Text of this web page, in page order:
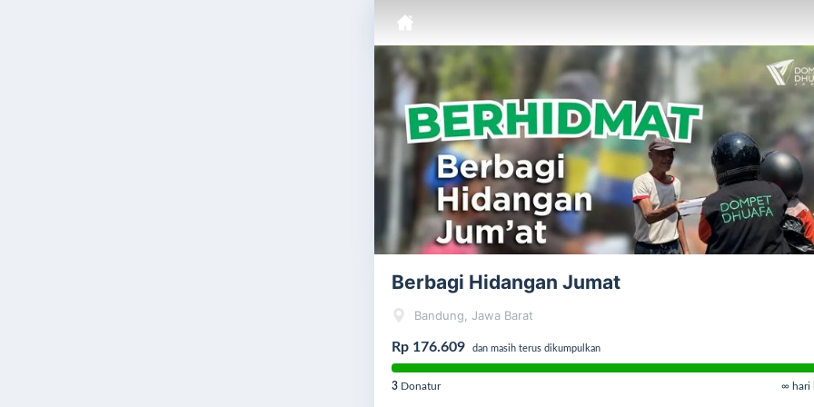
Berbagi Hidangan Jumat
Bandung, Jawa Barat
Rp 176.609 dan masih terus dikumpulkan
3 Donatur ∞ hari